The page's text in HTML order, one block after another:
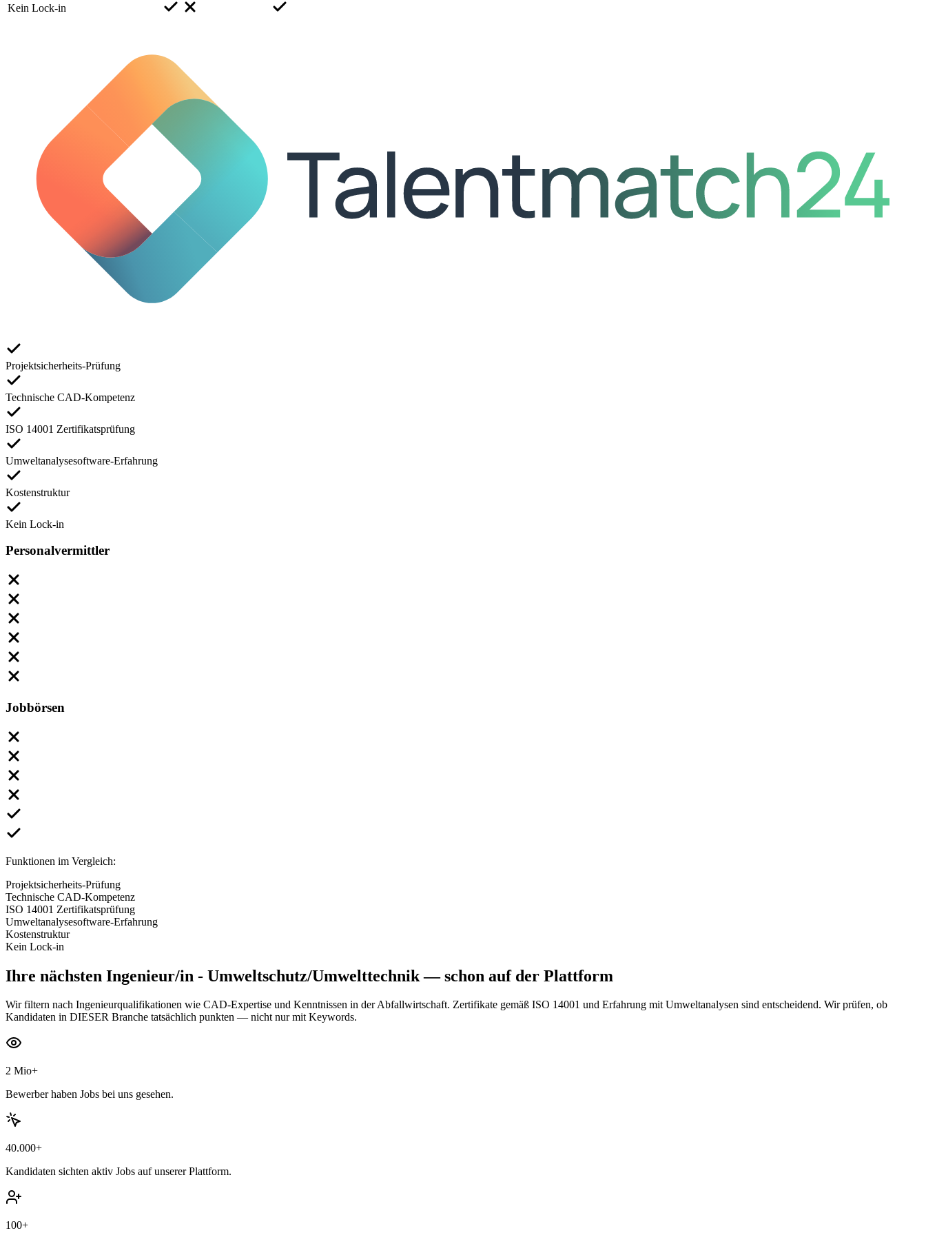
Kein Lock-in
Projektsicherheits-Prüfung
Technische CAD-Kompetenz
ISO 14001 Zertifikatsprüfung
Umweltanalysesoftware-Erfahrung
Kostenstruktur
Kein Lock-in
Personalvermittler
Jobbörsen
Funktionen im Vergleich:
Projektsicherheits-Prüfung
Technische CAD-Kompetenz
ISO 14001 Zertifikatsprüfung
Umweltanalysesoftware-Erfahrung
Kostenstruktur
Kein Lock-in
Ihre nächsten Ingenieur/in - Umweltschutz/Umwelttechnik— schon auf der Plattform
Wir filtern nach Ingenieurqualifikationen wie CAD-Expertise und Kenntnissen in der Abfallwirtschaft. Zertifikate gemäß ISO 14001 und Erfahrung mit Umweltanalysen sind entscheidend. Wir prüfen, ob
Kandidaten in DIESER Branche tatsächlich punkten — nicht nur mit Keywords.
2 Mio+
Bewerber haben Jobs bei uns gesehen.
40.000+
Kandidaten sichten aktiv Jobs auf unserer Plattform.
100+